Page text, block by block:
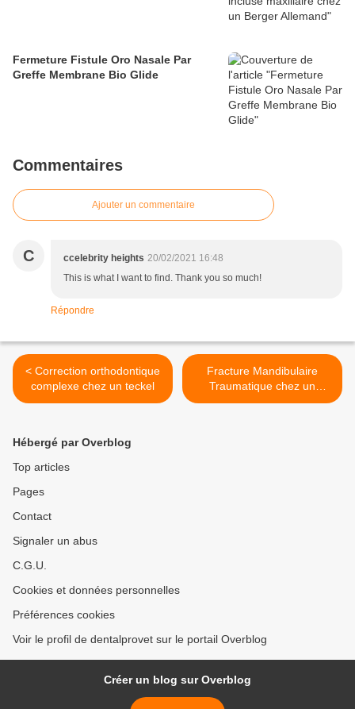
Fermeture Fistule Oro Nasale Par
Greffe Membrane Bio Glide
Commentaires
Ajouter un commentaire
C ccelebrity heights 20/02/2021 16:48
This is what I want to find. Thank you so much!
Répondre
< Correction orthodontique
complexe chez un teckel
Fracture Mandibulaire
Traumatique chez un
Yorkshire >
Hébergé par Overblog
Top articles
Pages
Contact
Signaler un abus
C.G.U.
Cookies et données personnelles
Préférences cookies
Voir le profil de dentalprovet sur le portail Overblog
Créer un blog sur Overblog